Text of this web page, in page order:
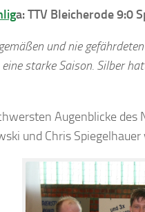
a: TTV Bleicherode 9:0
und nie
starke Saison. Silber
Augenblicke
und Chris